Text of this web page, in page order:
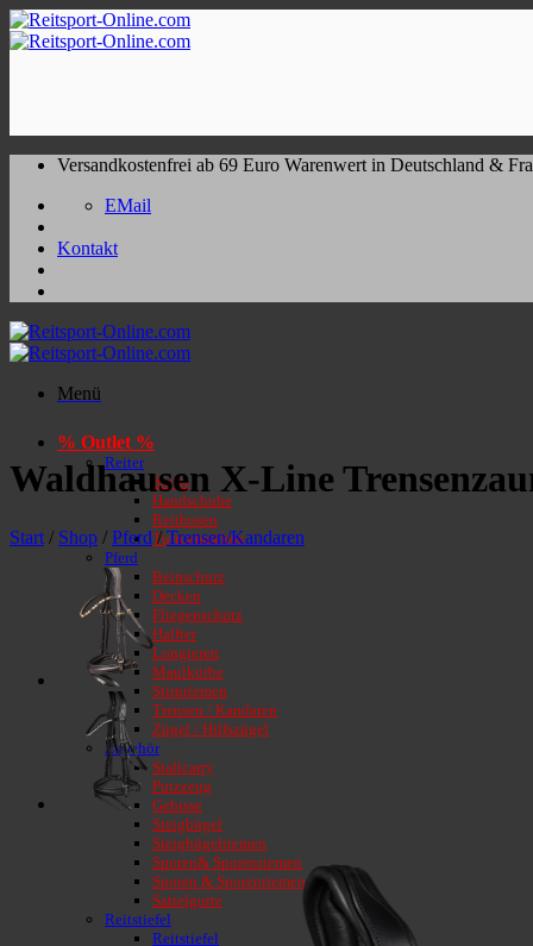
Zum
Inhalt
Versandkostenfrei ab 69 Euro Warenwert in Deutschland &
EMail
Kontakt
Menü
% Outlet %
Reiter
Shirts
Handschuhe
Reithosen
Turniersakkos
Pferd
Beinschutz
Decken
Fliegenschutz
Halfter
Longieren
Maulkörbe
Stirnriemen
Trensen / Kandaren
Zügel / Hilfszügel
Zubehör
Stallcarry
Putzzeug
Gebisse
Steigbügel
Steigbügelriemen
Sporen& Sporenriemen
Sporen & Sporenriemen
Sattelgurte
Reitstiefel
Reitstiefel
Waldhausen X-Line
Start / Shop / Pferd / Trensen/Kandaren